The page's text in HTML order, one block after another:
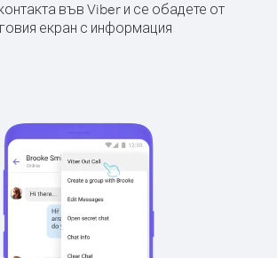
във Viber и се обадете от
екран с информация